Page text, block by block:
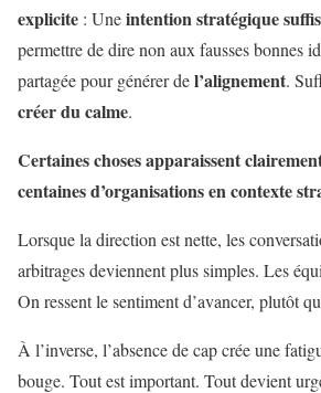
explicite : Uneintention stratégique
permettre de dire non aux fausses bonnes
partagée pour générer del’alignement.
créer du calme.
Certaines choses apparaissent
centaines d’organisations en contexte
Lorsque la direction est nette, les
arbitrages deviennent plus simples. Les
On ressent le sentiment d’avancer, plutôt
À l’inverse, l’absence de cap crée une
bouge. Tout est important. Tout devient